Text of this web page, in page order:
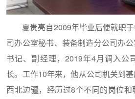
夏贵亮自2009年毕业后便就职
司办公室秘书、装备制造分公司办
书记、副经理，2019年4月调入公
长。工作10年来，他从公司机关到
西北边疆，经历过8个不同的岗位